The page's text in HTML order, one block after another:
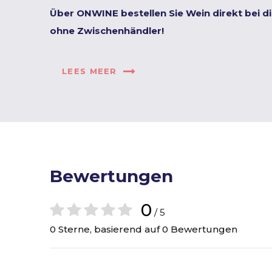
Über ONWINE bestellen Sie Wein direkt bei
ohne Zwischenhändler!
LEES MEER
Bewertungen
0 / 5
0 Sterne, basierend auf 0 Bewertungen